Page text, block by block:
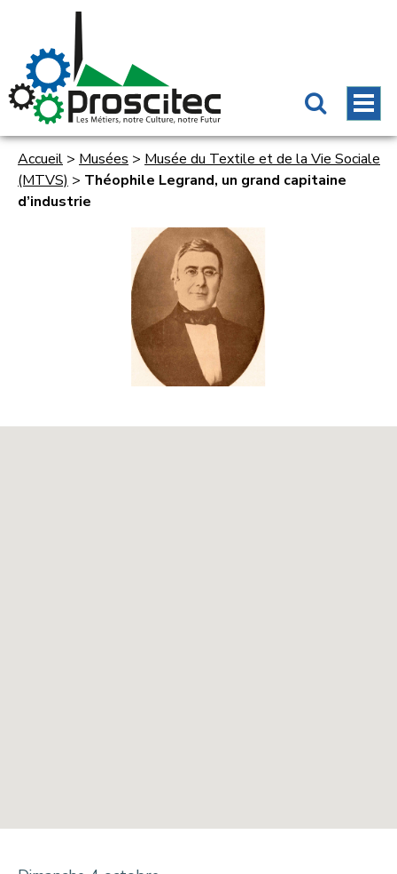
Accueil > Musées > Musée du Textile et de la Vie Sociale
(MTVS) > Théophile Legrand, un grand capitaine
d’industrie